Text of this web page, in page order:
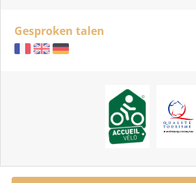
Gesproken talen